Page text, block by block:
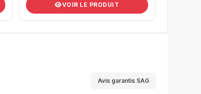
VOIR LE PRODUIT
Avis garantis SAG